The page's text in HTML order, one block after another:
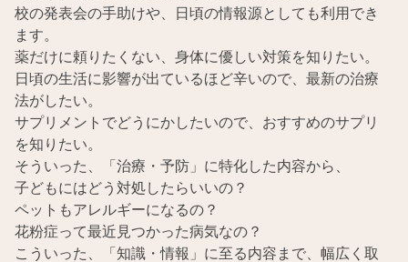
校の発表会の手助けや、日頃の情報源としても利用でき
ます。
薬だけに頼りたくない、身体に優しい対策を知りたい。
日頃の生活に影響が出ているほど辛いので、最新の治療
法がしたい。
サプリメントでどうにかしたいので、おすすめのサプリ
を知りたい。
そういった、「治療・予防」に特化した内容から、
子どもにはどう対処したらいいの？
ペットもアレルギーになるの？
花粉症って最近見つかった病気なの？
こういった、「知識・情報」に至る内容まで、幅広く取